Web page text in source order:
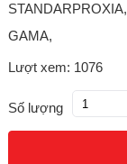
GAMA,
Lượt xem: 1076
Số lượng